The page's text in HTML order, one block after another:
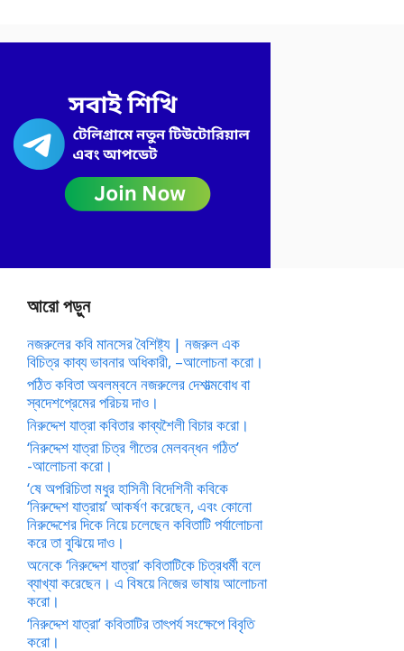
আরো পড়ুন
নজরুলের কবি মানসের বৈশিষ্ট্য | নজরুল এক
বিচিত্র কাব্য ভাবনার অধিকারী, –আলোচনা করো।
পঠিত কবিতা অবলম্বনে নজরুলের দেশাত্মবোধ বা
স্বদেশপ্রেমের পরিচয় দাও।
নিরুদ্দেশ যাত্রা কবিতার কাব্যশৈলী বিচার করো।
‘নিরুদ্দেশ যাত্রা চিত্র গীতের মেলবন্ধন গঠিত’
-আলোচনা করো।
‘ষে অপরিচিতা মধুর হাসিনী বিদেশিনী কবিকে
‘নিরুদ্দেশ যাত্রায়’ আকর্ষণ করেছেন, এবং কোনো
নিরুদ্দেশের দিকে নিয়ে চলেছেন কবিতাটি পর্যালোচনা
করে তা বুঝিয়ে দাও।
অনেকে ‘নিরুদ্দেশ যাত্রা’ কবিতাটিকে চিত্রধর্মী বলে
ব্যাখ্যা করেছেন। এ বিষয়ে নিজের ভাষায় আলোচনা
করো।
‘নিরুদ্দেশ যাত্রা’ কবিতাটির তাৎপর্য সংক্ষেপে বিবৃতি
করো।